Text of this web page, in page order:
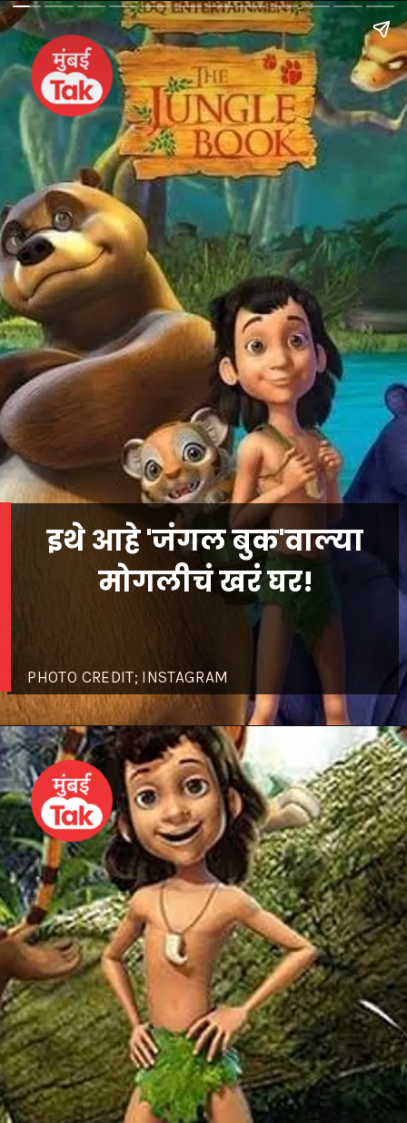
PHOTO CREDIT; INSTAGRAM
इथे आहे 'जंगल बुक'वाल्या
मोगलीचं खरं घर!